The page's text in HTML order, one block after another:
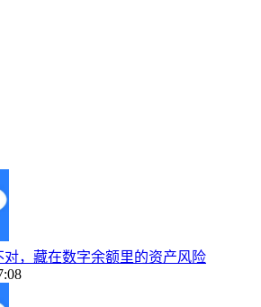
对，藏在数字余额里的资产风险